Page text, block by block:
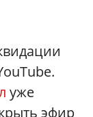
уже
эфир